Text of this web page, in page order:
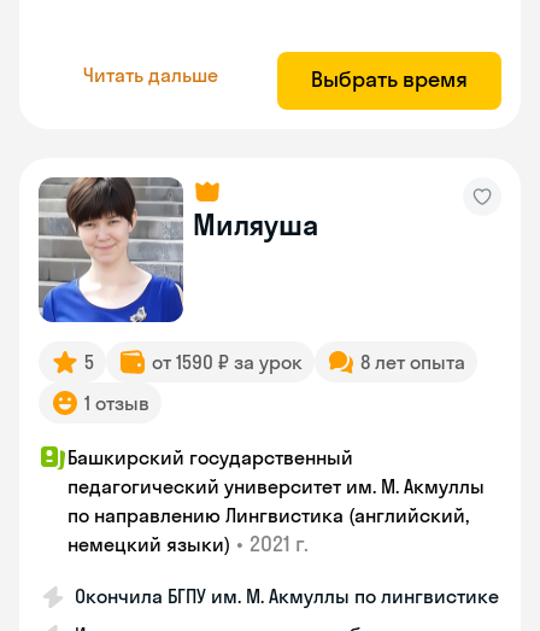
Читать дальше Выбрать время
Миляуша
5 от 1590 ₽ за урок
8 лет опыта
1 отзыв
Башкирский государственный
педагогический университет им. М. Акмуллы
по направлению Лингвистика (английский,
немецкий языки) • 2021 г.
Окончила БГПУ им. М. Акмуллы по лингвистике